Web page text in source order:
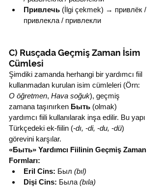
Привлечь (İlgi çekmek) → привлёк /
привлекла / привлекли
C) Rusçada Geçmiş Zaman İsim
Cümlesi
Şimdiki zamanda herhangi bir yardımcı fiil
kullanmadan kurulan isim cümleleri (Örn:
O öğretmen, Hava soğuk), geçmiş
zamana taşınırken Быть (olmak)
yardımcı fiili kullanılarak inşa edilir. Bu yapı
Türkçedeki ek-fiilin (-dı, -di, -du, -dü)
görevini karşılar.
«Быть» Yardımcı Fiilinin Geçmiş Zaman
Formları:
Eril Cins: Был (bıl)
Dişi Cins: Была (bıla)